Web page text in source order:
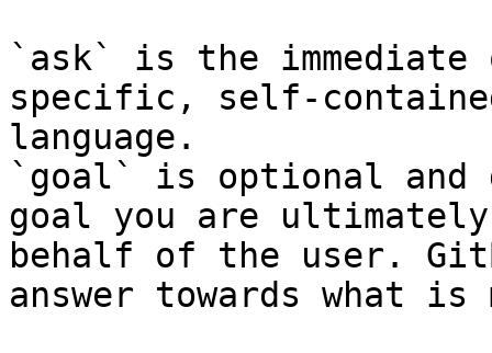
`ask` is the
specific, self-
language.
`goal` is optional and
goal you are
behalf of the user.
answer towards what